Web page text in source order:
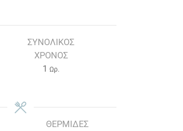
ΣΥΝΟΛΙΚΌΣ
ΧΡΌΝΟΣ
1 Ώρα
Ωρ.
ΘΕΡΜΊΔΕΣ